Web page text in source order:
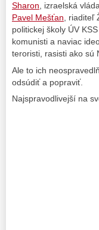
Sharon, izraelská
Pavel Mešťan, riaditeľ
politickej školy ÚV
komunisti a naviac
teroristi, rasisti ako sú
Ale to ich
odsúdiť a popraviť.
Najspravodlivejší na